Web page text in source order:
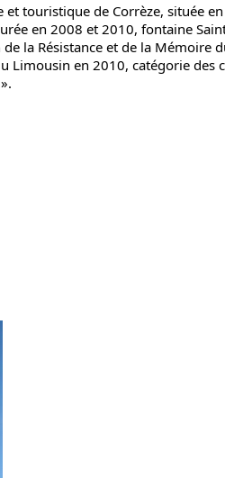
touristique de Corrèze, située
en 2008 et 2010, fontaine
la Résistance et de la Mémoire
Limousin en 2010, catégorie des